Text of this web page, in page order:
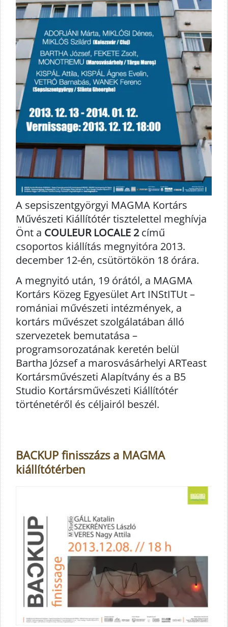
A sepsiszentgyörgyi MAGMA Kortárs
Művészeti Kiállítótér tisztelettel meghívja
Önt a COULEUR LOCALE 2című
csoportos kiállítás megnyitóra 2013.
december 12-én, csütörtökön 18 órára.
A megnyitó után, 19 órától, a MAGMA
Kortárs Közeg Egyesület Art INStITUt –
romániai művészeti intézmények, a
kortárs művészet szolgálatában álló
szervezetek bemutatása –
programsorozatának keretén belül
Bartha József a marosvásárhelyi ARTeast
Kortársművészeti Alapítvány és a B5
Studio Kortársművészeti Kiállítótér
történetéről és céljairól beszél.
BACKUP finisszázs a MAGMA
kiállítótérben